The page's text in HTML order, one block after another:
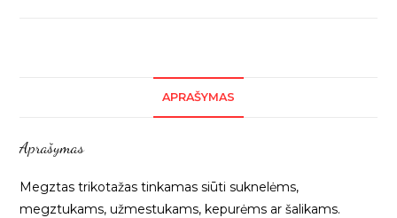
APRAŠYMAS
Aprašymas
Megztas trikotažas tinkamas siūti suknelėms,
megztukams, užmestukams, kepurėms ar šalikams.